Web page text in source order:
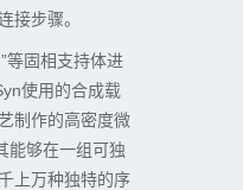
接步骤。
等固相支持体进
使用的合成载
制作的高密度微
能够在一组可独
上万种独特的序